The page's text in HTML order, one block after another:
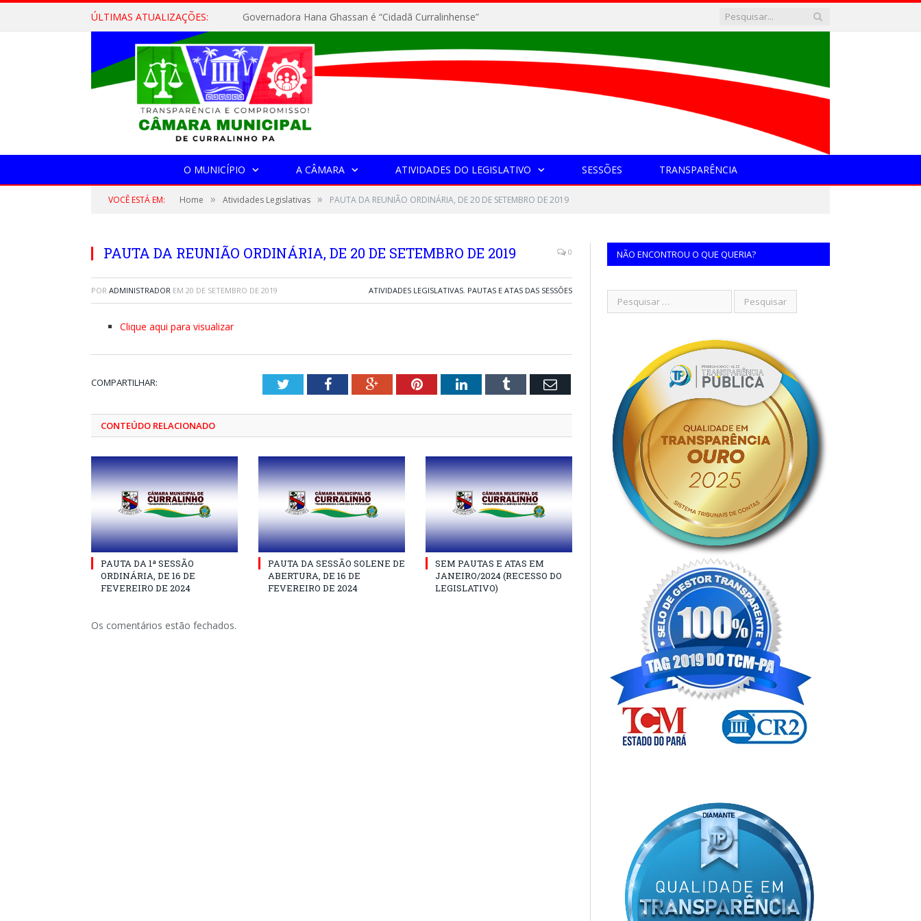
ÚLTIMAS ATUALIZAÇÕES: Governadora Hana Ghassan é “Cidadã Curralinhense”
O MUNICÍPIO A CÂMARA ATIVIDADES DO LEGISLATIVO SESSÕES TRANSPARÊNCIA
VOCÊ ESTÁ EM: Home » Atividades Legislativas » PAUTA DA REUNIÃO ORDINÁRIA, DE 20 DE SETEMBRO DE 2019
PAUTA DA REUNIÃO ORDINÁRIA, DE 20 DE SETEMBRO DE 2019 0
POR ADMINISTRADOR EM 20 DE SETEMBRO DE 2019 ATIVIDADES LEGISLATIVAS, PAUTAS E ATAS DAS SESSÕES
Clique aqui para visualizar
COMPARTILHAR: TwitterFacebookGoogle+PinterestLinkedInTumblr Email
CONTEÚDO RELACIONADO
PAUTA DA 1ª SESSÃO
ORDINÁRIA, DE 16 DE
FEVEREIRO DE 2024
PAUTA DA SESSÃO SOLENE DE
ABERTURA, DE 16 DE
FEVEREIRO DE 2024
SEM PAUTAS E ATAS EM
JANEIRO/2024 (RECESSO DO
LEGISLATIVO)
Os comentários estão fechados.
NÃO ENCONTROU O QUE QUERIA?